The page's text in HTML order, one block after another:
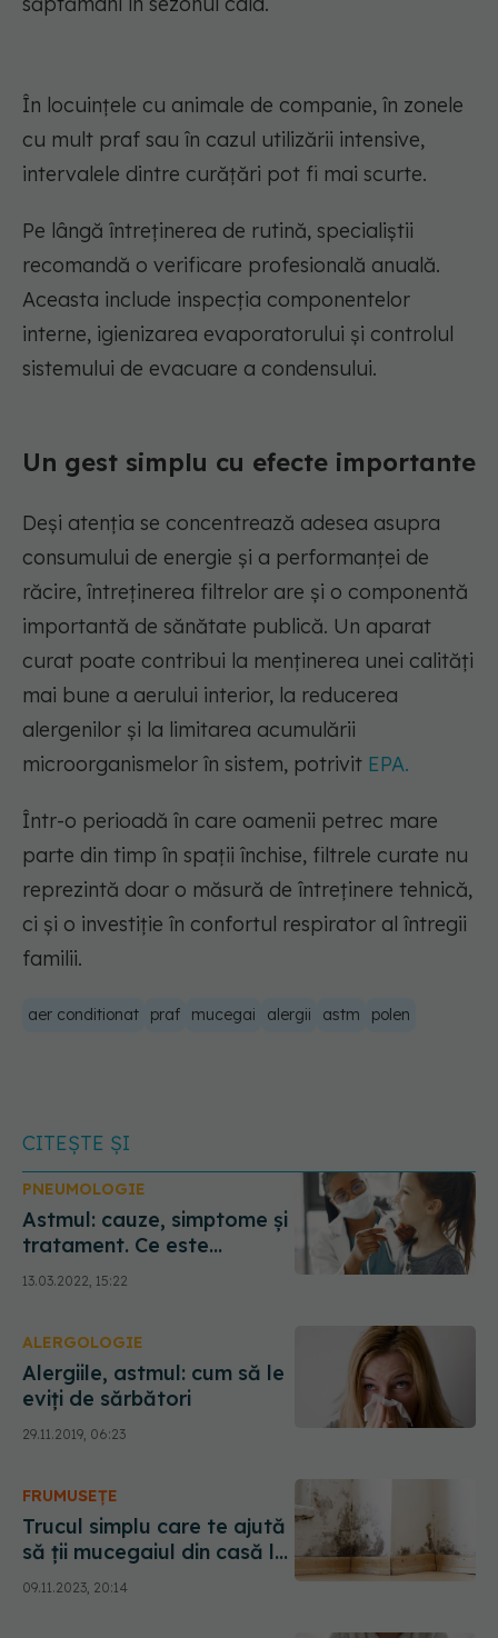
În locuințele cu animale de companie, în zonele
cu mult praf sau în cazul utilizării intensive,
intervalele dintre curățări pot fi mai scurte.
Pe lângă întreținerea de rutină, specialiștii
recomandă o verificare profesională anuală.
Aceasta include inspecția componentelor
interne, igienizarea evaporatorului și controlul
sistemului de evacuare a condensului.
Un gest simplu cu efecte importante
Deși atenția se concentrează adesea asupra
consumului de energie și a performanței de
răcire, întreținerea filtrelor are și o componentă
importantă de sănătate publică. Un aparat
curat poate contribui la menținerea unei calități
mai bune a aerului interior, la reducerea
alergenilor și la limitarea acumulării
microorganismelor în sistem, potrivit EPA.
Într-o perioadă în care oamenii petrec mare
parte din timp în spații închise, filtrele curate nu
reprezintă doar o măsură de întreținere tehnică,
ci și o investiție în confortul respirator al întregii
familii.
aer conditionat praf mucegai alergii astm polen
CITEȘTE ȘI
PNEUMOLOGIE
Astmul: cauze, simptome și
tratament. Ce este
SPIROMETRIA
13.03.2022, 15:22
ALERGOLOGIE
Alergiile, astmul: cum să le
eviți de sărbători
29.11.2019, 06:23
FRUMUSEȚE
Trucul simplu care te ajută
să ții mucegaiul din casă la
distanță. Durează doar
câteva secunde și trebuie
09.11.2023, 20:14